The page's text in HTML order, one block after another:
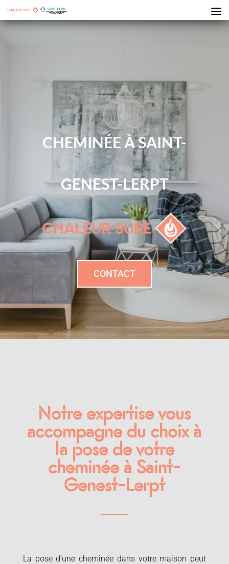
CHEMINÉE À SAINT-
GENEST-LERPT
CONTACT
Notre expertise vous
accompagne du choix à
la pose de votre
cheminée à Saint-
Genest-Lerpt
La pose d’une cheminée dans votre maison peut